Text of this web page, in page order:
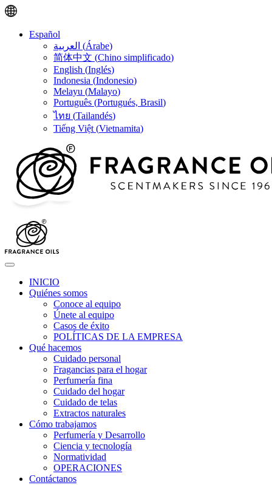
Español
العربية (Árabe)
简体中文 (Chino simplificado)
English (Inglés)
Indonesia (Indonesio)
Melayu (Malayo)
Português (Portugués, Brasil)
ไทย (Tailandés)
Tiếng Việt (Vietnamita)
INICIO
Quiénes somos
Conoce al equipo
Únete al equipo
Casos de éxito
POLÍTICAS DE LA EMPRESA
Qué hacemos
Cuidado personal
Fragancias para el hogar
Perfumería fina
Cuidado del hogar
Cuidado de telas
Extractos naturales
Cómo trabajamos
Perfumería y Desarrollo
Ciencia y tecnología
Normatividad
OPERACIONES
Contáctanos